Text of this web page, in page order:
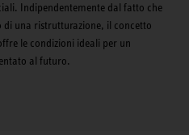
Indipendentemente dal fatto che
di una ristrutturazione, il concetto
le condizioni ideali per un
al futuro.